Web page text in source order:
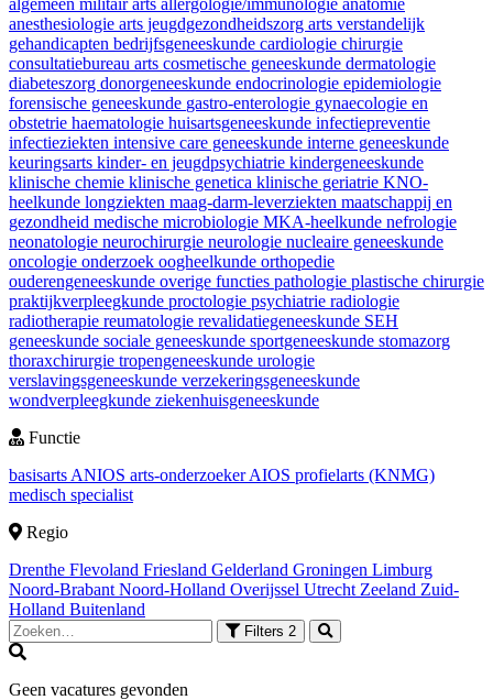
anesthesiologie arts jeugdgezondheidszorg arts verstandelijk
gehandicapten bedrijfsgeneeskunde cardiologie chirurgie
consultatiebureau arts cosmetische geneeskunde dermatologie
diabeteszorg donorgeneeskunde endocrinologie epidemiologie
forensische geneeskunde gastro-enterologie gynaecologie en
obstetrie haematologie huisartsgeneeskunde infectiepreventie
infectieziekten intensive care geneeskunde interne geneeskunde
keuringsarts kinder- en jeugdpsychiatrie kindergeneeskunde
klinische chemie klinische genetica klinische geriatrie KNO-
heelkunde longziekten maag-darm-leverziekten maatschappij en
gezondheid medische microbiologie MKA-heelkunde nefrologie
neonatologie neurochirurgie neurologie nucleaire geneeskunde
oncologie onderzoek oogheelkunde orthopedie
ouderengeneeskunde overige functies pathologie plastische chirurgie
praktijkverpleegkunde proctologie psychiatrie radiologie
radiotherapie reumatologie revalidatiegeneeskunde SEH
geneeskunde sociale geneeskunde sportgeneeskunde stomazorg
thoraxchirurgie tropengeneeskunde urologie
verslavingsgeneeskunde verzekeringsgeneeskunde
wondverpleegkunde ziekenhuisgeneeskunde
Functie
basisarts ANIOS arts-onderzoekerAIOS profielarts (KNMG)
medisch specialist
Regio
Drenthe Flevoland Friesland Gelderland Groningen Limburg
Noord-Brabant Noord-Holland Overijssel Utrecht Zeeland Zuid-
Holland Buitenland
Filters 2
Geen vacatures gevonden